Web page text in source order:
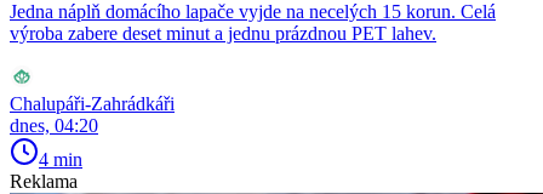
Jedna náplň domácího lapače vyjde na necelých 15 korun. Celá
výroba zabere deset minut a jednu prázdnou PET lahev.
Chalupáři-Zahrádkáři
dnes, 04:20
4 min
Reklama